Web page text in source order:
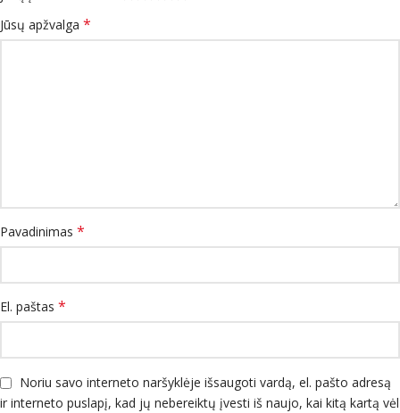
Jūsų apžvalga *
Pavadinimas *
El. paštas *
Noriu savo interneto naršyklėje išsaugoti vardą, el. pašto adresą
ir interneto puslapį, kad jų nebereiktų įvesti iš naujo, kai kitą kartą vėl